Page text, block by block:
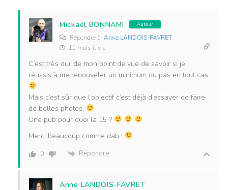
Mickaël BONNAMI Auteur
Répondre à Anne LANDOIS-FAVRET
11 mois il y a
C’est très dur de mon point de vue de savoir si je
réussis à me renouveler un minimum ou pas en tout cas.
Mais c’est sûr que l’objectif c’est déjà d’essayer de faire
de belles photos.
Une pub pour quoi la 15 ?
Merci beaucoup comme dab !
0 Répondre
Anne LANDOIS-FAVRET